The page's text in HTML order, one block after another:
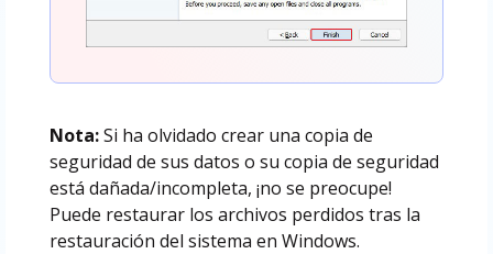
Nota:Si ha olvidado crear una copia de
seguridad de sus datos o su copia de seguridad
está dañada/incompleta, ¡no se preocupe!
Puede restaurar los archivos perdidos tras la
restauración del sistema en Windows.